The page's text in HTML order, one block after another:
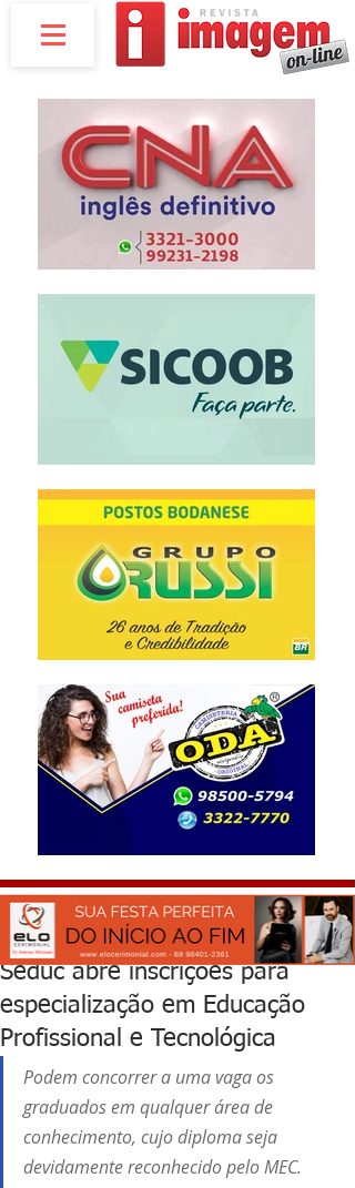
Seduc abre inscrições para
especialização em Educação
Profissional e Tecnológica
Podem concorrer a uma vaga os
graduados em qualquer área de
conhecimento, cujo diploma seja
devidamente reconhecido pelo MEC.